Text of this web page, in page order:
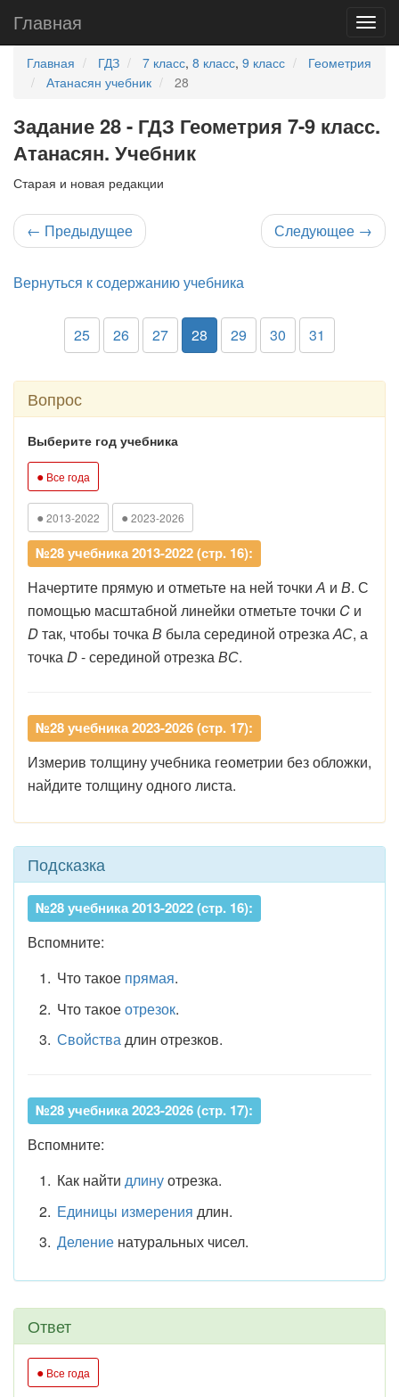
Главная
Главная ГДЗ 7 класс, 8 класс, 9 класс
Геометрия
Атанасян учебник
28
Задание 28 - ГДЗ Геометрия 7-9 класс.
Атанасян. Учебник
Старая и новая редакции
← Предыдущее Следующее →
Вернуться к содержанию учебника
25 26 27 28 29 30 31
Вопрос
Выберите год учебника
● Все года
● 2013-2022 ● 2023-2026
№28 учебника 2013-2022 (стр. 16):
Начертите прямую и отметьте на ней точкиА и В. С
помощью масштабной линейки отметьте точки C и
Dтак, чтобы точкаВ была серединой отрезкаАС, а
точкаD- серединой отрезкаВС.
№28 учебника 2023-2026 (стр. 17):
Измерив толщину учебника геометрии без обложки,
найдите толщину одного листа.
Подсказка
№28 учебника 2013-2022 (стр. 16):
Вспомните:
Что такое прямая.
Что такоеотрезок.
Свойствадлин отрезков.
№28 учебника 2023-2026 (стр. 17):
Вспомните:
Как найти длинуотрезка.
Единицы измерения длин.
Делениенатуральных чисел.
Ответ
● Все года